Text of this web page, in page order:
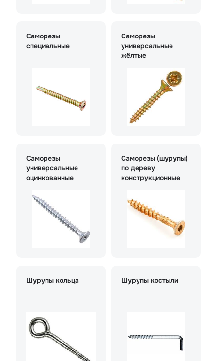
Саморезы
специальные
Саморезы
универсальные
жёлтые
Саморезы
универсальные
оцинкованные
Саморезы (шурупы)
по дереву
конструкционные
Шурупы кольца Шурупы костыли